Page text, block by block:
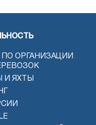
ПО ОРГАНИЗАЦИИ
И ЯХТЫ